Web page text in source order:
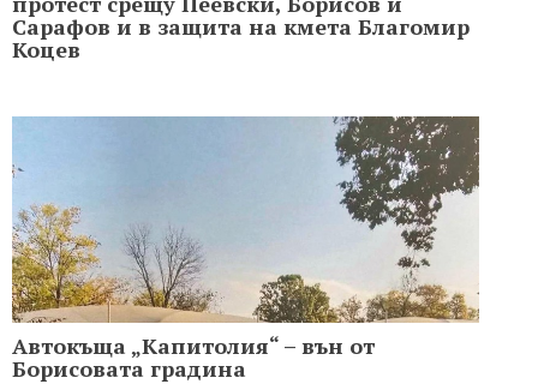
Сарафов и в защита на кмета Благомир
Коцев
Автокъща „Капитолия“ – вън от
Борисовата градина